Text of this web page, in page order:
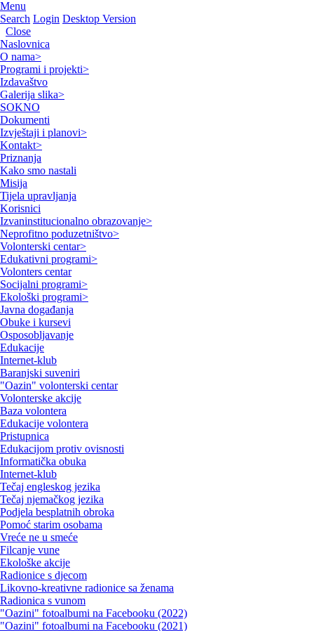
Menu
Search Login Desktop Version
Close
Naslovnica
O nama>
Programi i projekti>
Izdavaštvo
Galerija slika>
SOKNO
Dokumenti
Izvještaji i planovi>
Kontakt>
Priznanja
Kako smo nastali
Misija
Tijela upravljanja
Korisnici
Izvaninstitucionalno obrazovanje>
Neprofitno poduzetništvo>
Volonterski centar>
Edukativni programi>
Volonters centar
Socijalni programi>
Ekološki programi>
Javna događanja
Obuke i kursevi
Osposobljavanje
Edukacije
Internet-klub
Baranjski suveniri
"Oazin" volonterski centar
Volonterske akcije
Baza volontera
Edukacije volontera
Pristupnica
Edukacijom protiv ovisnosti
Informatička obuka
Internet-klub
Tečaj engleskog jezika
Tečaj njemačkog jezika
Podjela besplatnih obroka
Pomoć starim osobama
Vreće ne u smeće
Filcanje vune
Ekološke akcije
Radionice s djecom
Likovno-kreativne radionice sa ženama
Radionica s vunom
"Oazini" fotoalbumi na Facebooku (2022)
"Oazini" fotoalbumi na Facebooku (2021)